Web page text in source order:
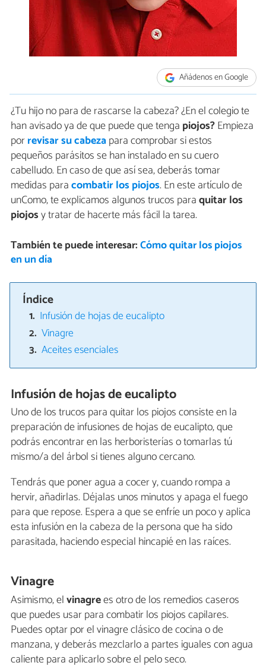
Añádenos en Google
¿Tu hijo no para de rascarse la cabeza? ¿En el colegio te
han avisado ya de que puede que tenga piojos?Empieza
porrevisar su cabezapara comprobar si estos
pequeños parásitos se han instalado en su cuero
cabelludo. En caso de que así sea, deberás tomar
medidas paracombatir los piojos. En este artículo de
unComo, te explicamos algunos trucos paraquitar los
piojosy tratar de hacerte más fácil la tarea.
También te puede interesar:Cómo quitar los piojos
en un día
Índice
Infusión de hojas de eucalipto
Vinagre
Aceites esenciales
Infusión de hojas de eucalipto
Uno de los trucos para quitar los piojos consiste en la
preparación de infusiones de hojas de eucalipto, que
podrás encontrar en las herboristerías o tomarlas tú
mismo/a del árbol si tienes alguno cercano.
Tendrás que poner agua a cocer y, cuando rompa a
hervir, añadirlas. Déjalas unos minutos y apaga el fuego
para que repose. Espera a que se enfríe un poco y aplica
esta infusión en la cabeza de la persona que ha sido
parasitada, haciendo especial hincapié en las raíces.
Vinagre
Asimismo, elvinagrees otro de los remedios caseros
que puedes usar para combatir los piojos capilares.
Puedes optar por el vinagre clásico de cocina o de
manzana, y deberás mezclarlo a partes iguales con agua
caliente para aplicarlo sobre el pelo seco.